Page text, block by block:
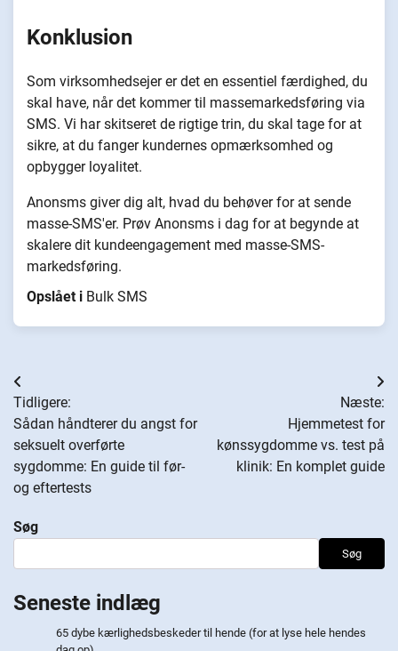
Konklusion
Som virksomhedsejer er det en essentiel færdighed, du
skal have, når det kommer til massemarkedsføring via
SMS. Vi har skitseret de rigtige trin, du skal tage for at
sikre, at du fanger kundernes opmærksomhed og
opbygger loyalitet.
Anonsms giver dig alt, hvad du behøver for at sende
masse-SMS'er. Prøv Anonsms i dag for at begynde at
skalere dit kundeengagement med masse-SMS-
markedsføring.
Opslået i Bulk SMS
Indlægsnavigation
Tidligere:
Sådan håndterer du angst for
seksuelt overførte
sygdomme: En guide til før-
og eftertests
Næste:
Hjemmetest for
kønssygdomme vs. test på
klinik: En komplet guide
Søg
Søg
Seneste indlæg
65 dybe kærlighedsbeskeder til hende (for at lyse hele hendes